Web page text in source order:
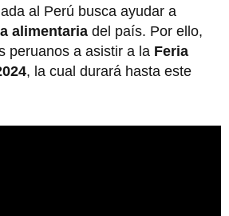
al Perú busca ayudar a
alimentaria del país. Por ello,
peruanos a asistir a la Feria
, la cual durará hasta este